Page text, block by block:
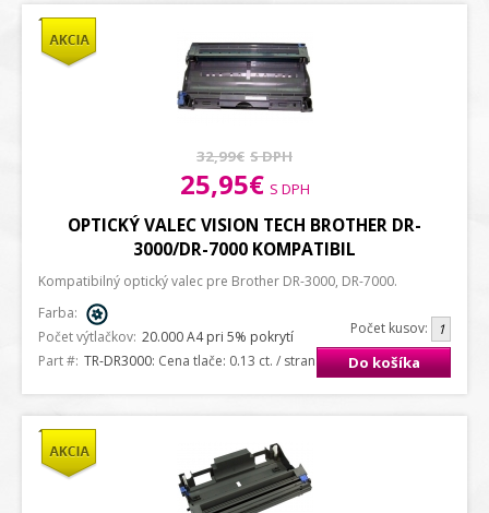
32,99€ S DPH
25,95€ S DPH
Počet kusov:
Do košíka
OPTICKÝ VALEC VISION TECH BROTHER DR-
3000/DR-7000 KOMPATIBIL
Kompatibilný optický valec pre Brother DR-3000, DR-7000.
Farba:
Počet výtlačkov: 20.000 A4 pri 5% pokrytí
Part #: TR-DR3000: Cena tlače: 0.13 ct. / strana A4